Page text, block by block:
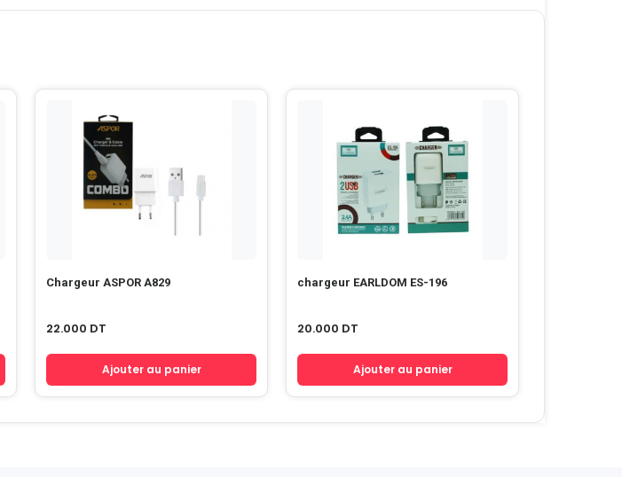
Chargeur ASPOR A829
22.000 DT
Ajouter au panier
chargeur EARLDOM ES-196
20.000 DT
Ajouter au panier